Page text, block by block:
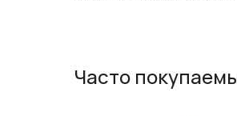
Часто